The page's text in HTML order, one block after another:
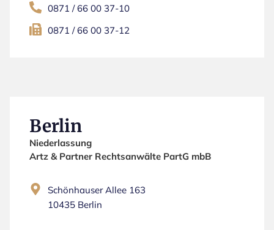
0871 / 66 00 37-10
0871 / 66 00 37-12
Berlin
Niederlassung
Artz & Partner Rechtsanwälte PartG mbB
Schönhauser Allee 163
10435 Berlin